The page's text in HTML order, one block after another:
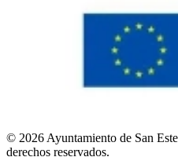
© 2026 Ayuntamiento de San
derechos reservados.